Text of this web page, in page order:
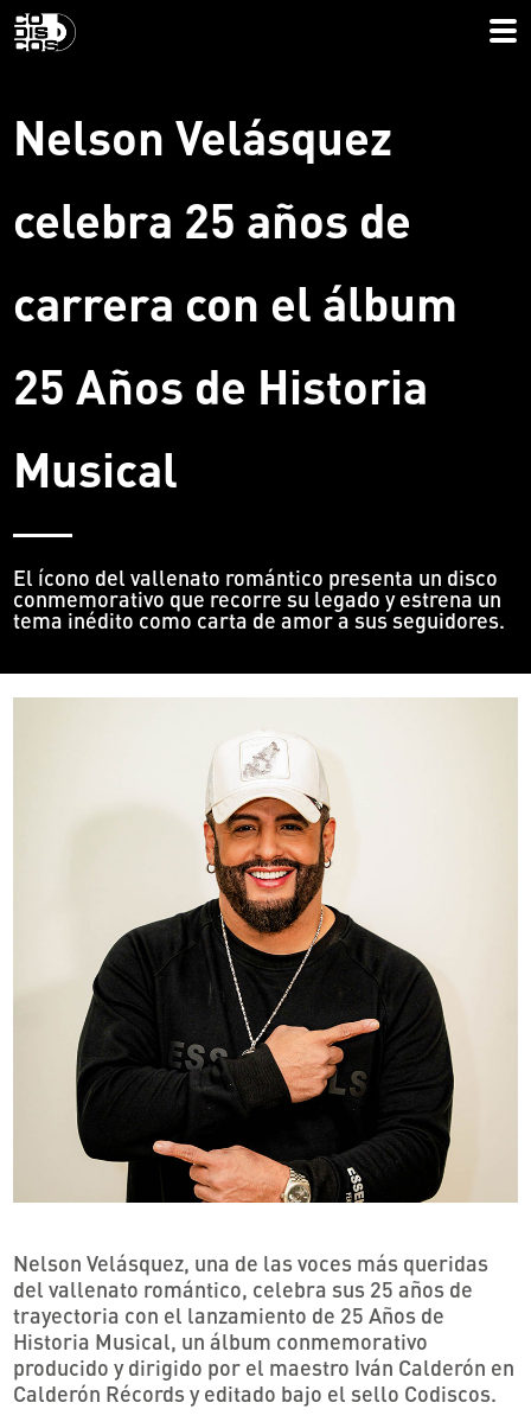
Nelson Velásquez
celebra 25 años de
carrera con el álbum
25 Años de Historia
Musical
El ícono del vallenato romántico presenta un disco
conmemorativo que recorre su legado y estrena un
tema inédito como carta de amor a sus seguidores.
Nelson Velásquez, una de las voces más queridas
del vallenato romántico, celebra sus 25 años de
trayectoria con el lanzamiento de 25 Años de
Historia Musical, un álbum conmemorativo
producido y dirigido por el maestro Iván Calderón en
Calderón Récords y editado bajo el sello Codiscos.